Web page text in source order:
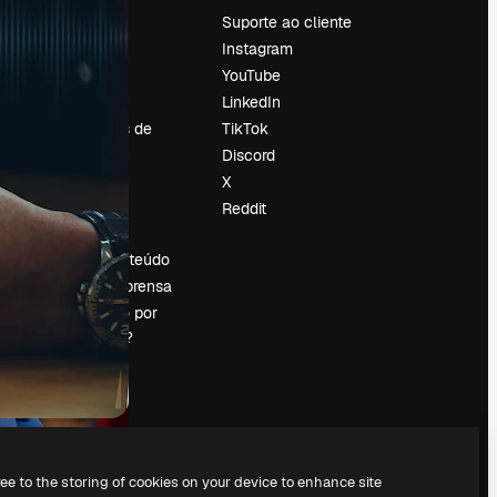
Tendências de
Eventos
Slidesgo
Vender conteúdo
Sala de imprensa
Procurando por
magnific.ai?
Suporte ao cliente
Instagram
YouTube
LinkedIn
TikTok
Discord
X
Reddit
to the storing of cookies on your device to enhance site